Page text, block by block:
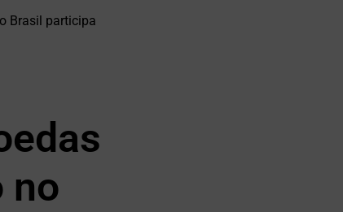
Brasil participa
no